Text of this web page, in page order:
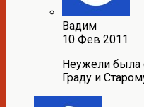
Вадим
10 Фев 2011
Неужели была
Граду и